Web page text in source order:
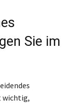
Sie im
wichtig,